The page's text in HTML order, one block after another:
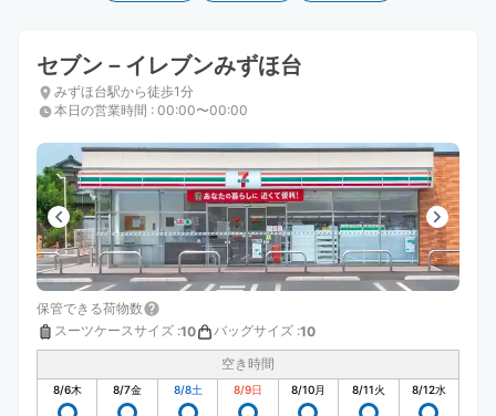
the
keyboard
shortcuts
for
changing
dates.
the
keyboard
shortcuts
for
changing
dates.
セブン－イレブンみずほ台
みずほ台駅から徒歩1分
本日の営業時間 : 00:00〜00:00
保管できる荷物数
スーツケースサイズ :10 バッグサイズ :10
空き時間
8/6木 8/7金 8/8土 8/9日 8/10月 8/11火 8/12水